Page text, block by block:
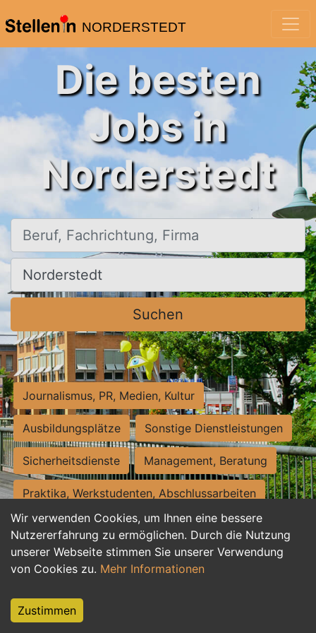
NORDERSTEDT
Wir verwenden Cookies, um Ihnen eine bessere
Nutzererfahrung zu ermöglichen. Durch die Nutzung
unserer Webseite stimmen Sie unserer Verwendung
von Cookies zu. Mehr Informationen
Zustimmen
Die besten
Jobs in
Norderstedt
Beruf, Fachrichtung, Firma
Ort, Stadt
Suchen
Journalismus, PR, Medien, Kultur
Ausbildungsplätze Sonstige Dienstleistungen
Sicherheitsdienste Management, Beratung
Praktika, Werkstudenten, Abschlussarbeiten
Personalwesen Assistenz, Sekretariat
Hilfskräfte, Aushilfs- und Nebenjobs
Weiterbildung, Studium, duale Ausbildung